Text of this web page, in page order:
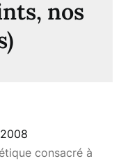
nos
consacré à